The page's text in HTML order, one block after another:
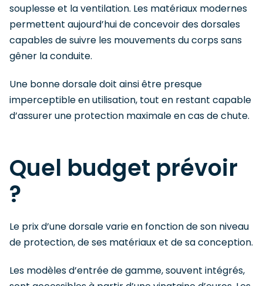
souplesse et la ventilation. Les matériaux modernes
permettent aujourd’hui de concevoir des dorsales
capables de suivre les mouvements du corps sans
gêner la conduite.
Une bonne dorsale doit ainsi être presque
imperceptible en utilisation, tout en restant capable
d’assurer une protection maximale en cas de chute.
Quel budget prévoir
?
Le prix d’une dorsale varie en fonction de son niveau
de protection, de ses matériaux et de sa conception.
Les modèles d’entrée de gamme, souvent intégrés,